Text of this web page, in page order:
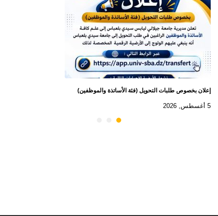
إعلان بخصوص طلبات التحويل (فئة الأساتذة والموظفين)
5 أغسطس, 2026